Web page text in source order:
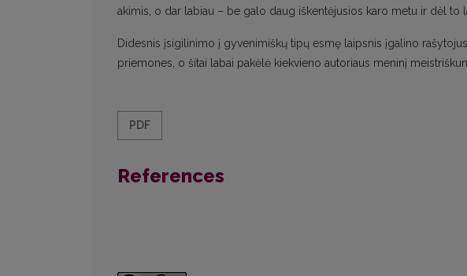
akimis, o dar labiau – be galo daug iškentėjusios karo metu ir dėl to
Didesnis įsigilinimo į gyvenimiškų tipų esmę laipsnis įgalino
priemones, o šitai labai pakėlė kiekvieno autoriaus meninį
PDF
References